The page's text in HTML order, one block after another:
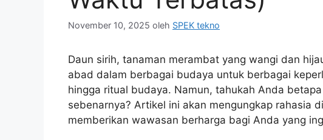
November 10, 2025 oleh SPEK tekno
Daun sirih, tanaman merambat yang wangi dan
abad dalam berbagai budaya untuk berbagai
hingga ritual budaya. Namun, tahukah Anda
sebenarnya? Artikel ini akan mengungkap rahasia
memberikan wawasan berharga bagi Anda yang